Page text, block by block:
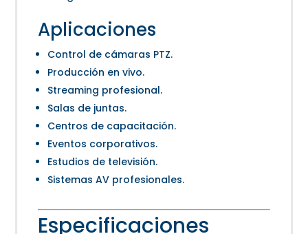
Aplicaciones
Control de cámaras PTZ.
Producción en vivo.
Streaming profesional.
Salas de juntas.
Centros de capacitación.
Eventos corporativos.
Estudios de televisión.
Sistemas AV profesionales.
Especificaciones